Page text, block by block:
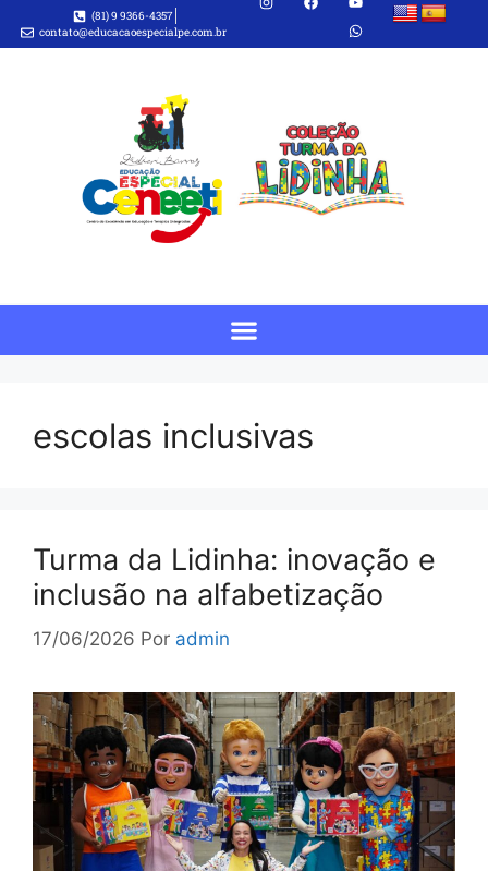
(81) 9 9366-4357
contato@educacaoespecialpe.com.br
escolas inclusivas
Turma da Lidinha: inovação e
inclusão na alfabetização
17/06/2026 Por admin